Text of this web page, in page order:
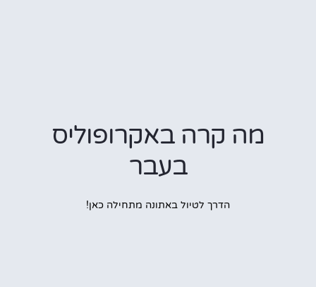
מה קרה באקרופוליס
בעבר
הדרך לטיול באתונה מתחילה כאן!